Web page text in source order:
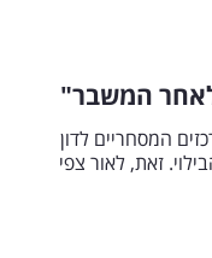
לאחר המשבר"
המסחריים לדון
זאת, לאור צפי